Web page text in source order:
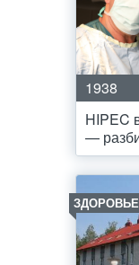
1938
HIPEC
—
ЗДОРОВЬЕ